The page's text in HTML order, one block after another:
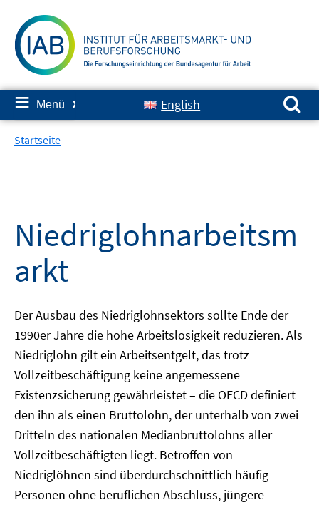
zum
Inhalt
≡ Menü ✘ English
Suchen nach:
Startseite
Niedriglohnarbeitsm
arkt
Der Ausbau des Niedriglohnsektors sollte Ende der
1990er Jahre die hohe Arbeitslosigkeit reduzieren. Als
Niedriglohn gilt ein Arbeitsentgelt, das trotz
Vollzeitbeschäftigung keine angemessene
Existenzsicherung gewährleistet – die OECD definiert
den ihn als einen Bruttolohn, der unterhalb von zwei
Dritteln des nationalen Medianbruttolohns aller
Vollzeitbeschäftigten liegt. Betroffen von
Niedriglöhnen sind überdurchschnittlich häufig
Personen ohne beruflichen Abschluss, jüngere